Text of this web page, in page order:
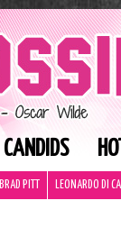
CANDIDS
BRAD PITT LEONARDO DI